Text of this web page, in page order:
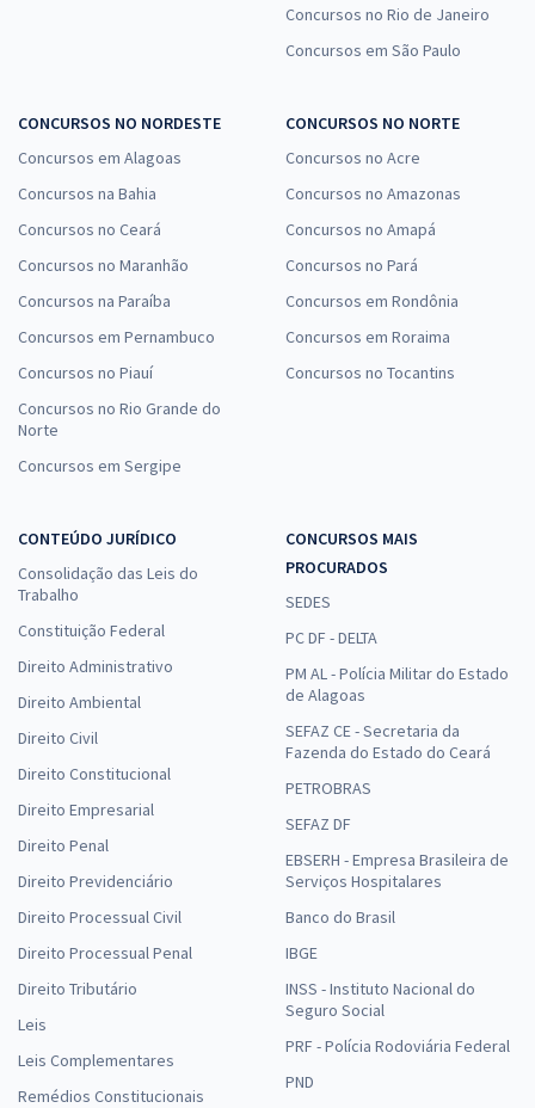
Concursos no Rio de Janeiro
Concursos em São Paulo
CONCURSOS NO NORDESTE
Concursos em Alagoas
Concursos na Bahia
Concursos no Ceará
Concursos no Maranhão
Concursos na Paraíba
Concursos em Pernambuco
Concursos no Piauí
Concursos no Rio Grande do
Norte
Concursos em Sergipe
CONCURSOS NO NORTE
Concursos no Acre
Concursos no Amazonas
Concursos no Amapá
Concursos no Pará
Concursos em Rondônia
Concursos em Roraima
Concursos no Tocantins
CONTEÚDO JURÍDICO
Consolidação das Leis do
Trabalho
Constituição Federal
Direito Administrativo
Direito Ambiental
Direito Civil
Direito Constitucional
Direito Empresarial
Direito Penal
Direito Previdenciário
Direito Processual Civil
Direito Processual Penal
Direito Tributário
Leis
Leis Complementares
Remédios Constitucionais
CONCURSOS MAIS
PROCURADOS
SEDES
PC DF - DELTA
PM AL - Polícia Militar do Estado
de Alagoas
SEFAZ CE - Secretaria da
Fazenda do Estado do Ceará
PETROBRAS
SEFAZ DF
EBSERH - Empresa Brasileira de
Serviços Hospitalares
Banco do Brasil
IBGE
INSS - Instituto Nacional do
Seguro Social
PRF - Polícia Rodoviária Federal
PND